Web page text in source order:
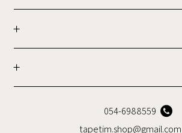
054-6988559
tapetim.shop@gmail.com